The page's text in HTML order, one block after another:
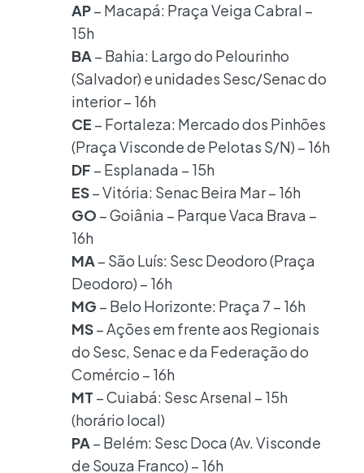
AP– Macapá: Praça Veiga Cabral –
15h
BA – Bahia: Largo do Pelourinho
(Salvador) e unidades Sesc/Senac do
interior – 16h
CE – Fortaleza: Mercado dos Pinhões
(Praça Visconde de Pelotas S/N) – 16h
DF – Esplanada – 15h
ES– Vitória: Senac Beira Mar – 16h
GO – Goiânia – Parque Vaca Brava –
16h
MA – São Luís: Sesc Deodoro (Praça
Deodoro) – 16h
MG – Belo Horizonte: Praça 7 – 16h
MS– Ações em frente aos Regionais
do Sesc, Senac e da Federação do
Comércio – 16h
MT – Cuiabá: Sesc Arsenal – 15h
(horário local)
PA – Belém: Sesc Doca (Av. Visconde
de Souza Franco) – 16h